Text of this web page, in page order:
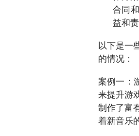
合同
益和
以下是一
的情况：
案例一：
来提升游
制作了富
着新音乐